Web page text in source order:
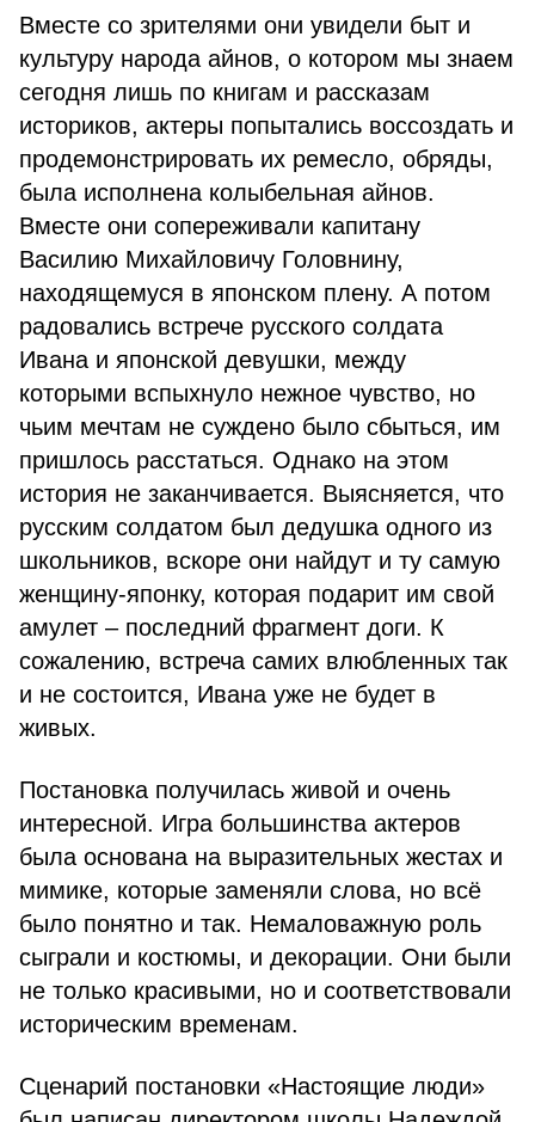
Вместе со зрителями они увидели быт и
культуру народа айнов, о котором мы знаем
сегодня лишь по книгам и рассказам
историков, актеры попытались воссоздать и
продемонстрировать их ремесло, обряды,
была исполнена колыбельная айнов.
Вместе они сопереживали капитану
Василию Михайловичу Головнину,
находящемуся в японском плену. А потом
радовались встрече русского солдата
Ивана и японской девушки, между
которыми вспыхнуло нежное чувство, но
чьим мечтам не суждено было сбыться, им
пришлось расстаться. Однако на этом
история не заканчивается. Выясняется, что
русским солдатом был дедушка одного из
школьников, вскоре они найдут и ту самую
женщину-японку, которая подарит им свой
амулет – последний фрагмент доги. К
сожалению, встреча самих влюбленных так
и не состоится, Ивана уже не будет в
живых.
Постановка получилась живой и очень
интересной. Игра большинства актеров
была основана на выразительных жестах и
мимике, которые заменяли слова, но всё
было понятно и так. Немаловажную роль
сыграли и костюмы, и декорации. Они были
не только красивыми, но и соответствовали
историческим временам.
Сценарий постановки «Настоящие люди»